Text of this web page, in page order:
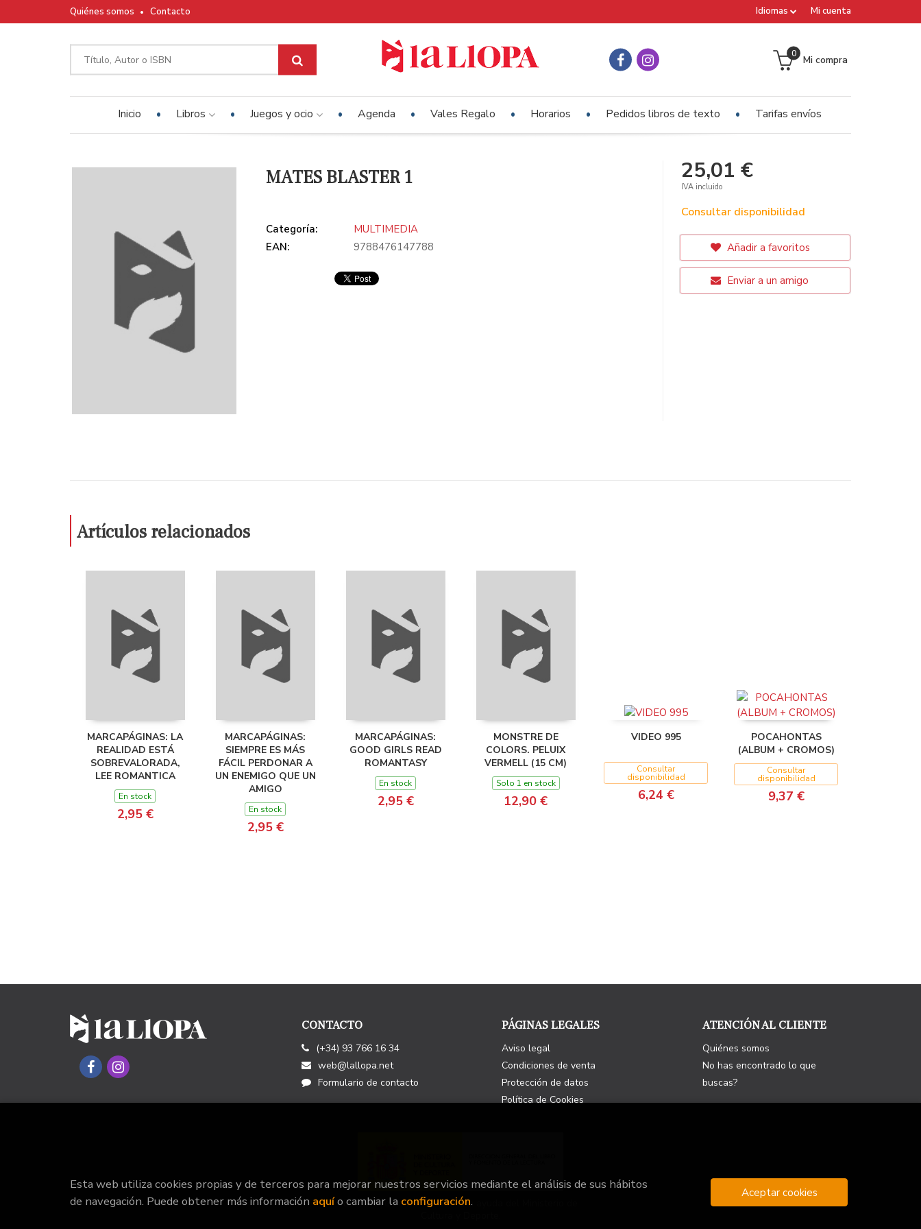
Mi cuenta
Idiomas
Quiénes somos Contacto
Mi compra
0
Inicio Libros Juegos y ocio Agenda Vales Regalo Horarios Pedidos libros de texto Tarifas envíos
MATES BLASTER 1
Categoría:
MULTIMEDIA
EAN:
9788476147788
25,01 €
IVA incluido
Consultar disponibilidad
Añadir a favoritos
Enviar a un amigo
Artículos relacionados
MARCAPÁGINAS: LA
REALIDAD ESTÁ
SOBREVALORADA,
LEE ROMANTICA
En stock
2,95 €
MARCAPÁGINAS:
SIEMPRE ES MÁS
FÁCIL PERDONAR A
UN ENEMIGO QUE UN
AMIGO
En stock
2,95 €
MARCAPÁGINAS:
GOOD GIRLS READ
ROMANTASY
En stock
2,95 €
MONSTRE DE
COLORS. PELUIX
VERMELL (15 CM)
Solo 1 en stock
12,90 €
VIDEO 995
Consultar
disponibilidad
6,24 €
POCAHONTAS
(ALBUM + CROMOS)
Consultar
disponibilidad
9,37 €
CONTACTO
(+34) 93 766 16 34
web@lallopa.net
Formulario de contacto
PÁGINAS LEGALES
Aviso legal
Condiciones de venta
Protección de datos
Política de Cookies
ATENCIÓN AL CLIENTE
Quiénes somos
No has encontrado lo que
buscas?
Este Proyecto ha recibido una ayuda del Ministerio de
Esta web utiliza cookies propias y de terceros para mejorar nuestros servicios mediante el análisis de sus hábitos
de navegación. Puede obtener más información aquío cambiar la configuración.
Aceptar cookies